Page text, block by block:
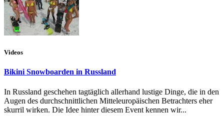
Videos
Bikini Snowboarden in Russland
In Russland geschehen tagtäglich allerhand lustige Dinge, die in den
Augen des durchschnittlichen Mitteleuropäischen Betrachters eher
skurril wirken. Die Idee hinter diesem Event kennen wir...